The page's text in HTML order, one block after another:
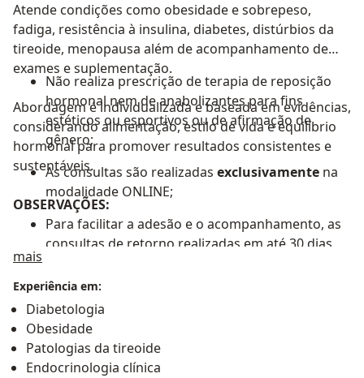
Atende condições como obesidade e sobrepeso,
fadiga, resistência à insulina, diabetes, distúrbios da
tireoide, menopausa além de acompanhamento de
exames e suplementação.
Abordagem é individualizada e baseada em evidências,
considerando alimentação, estilo de vida e equilíbrio
hormonal para promover resultados consistentes e
sustentáveis.
OBSERVAÇÕES:
Não realiza prescrição de terapia de reposição
hormonal nem de anabolizantes para fins
estéticos ou esportivos ou de afirmação de
gênero;
As consultas são realizadas exclusivamente na
modalidade ONLINE;
Para facilitar a adesão e o acompanhamento, as
consultas de retorno realizadas em até 30 dias
metade do valor (R$150), de forma que não há
retornos gratuitos;
Renovação de receitas controladas apenas em
consulta;
mais
Experiência em:
Diabetologia
Obesidade
Patologias da tireoide
Endocrinologia clínica